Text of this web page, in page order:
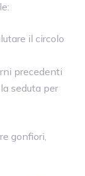
il circolo
precedenti
seduta per
gonfiori,